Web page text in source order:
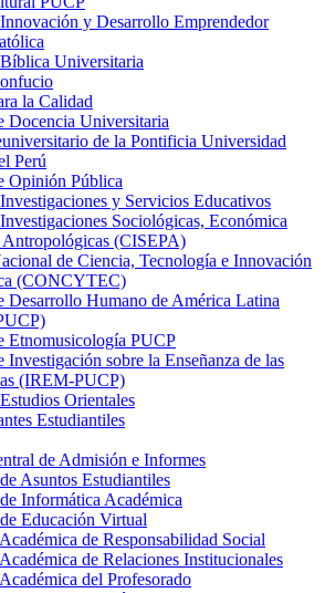
y Desarrollo Emprendedor
Universitaria
la Calidad
Docencia Universitaria
de la Pontificia Universidad
Perú
Opinión Pública
y Servicios Educativos
Sociológicas, Económica
(CISEPA)
de Ciencia, Tecnología e Innovación
(CONCYTEC)
Desarrollo Humano de América Latina
Etnomusicología PUCP
Investigación sobre la Enseñanza de las
(IREM-PUCP)
Orientales
Estudiantiles
de Admisión e Informes
Asuntos Estudiantiles
Informática Académica
Educación Virtual
de Responsabilidad Social
de Relaciones Institucionales
del Profesorado